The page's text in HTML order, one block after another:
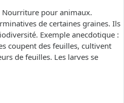
pour animaux.
de certaines graines. Ils
Exemple anecdotique :
coupent des feuilles, cultivent
de feuilles. Les larves se